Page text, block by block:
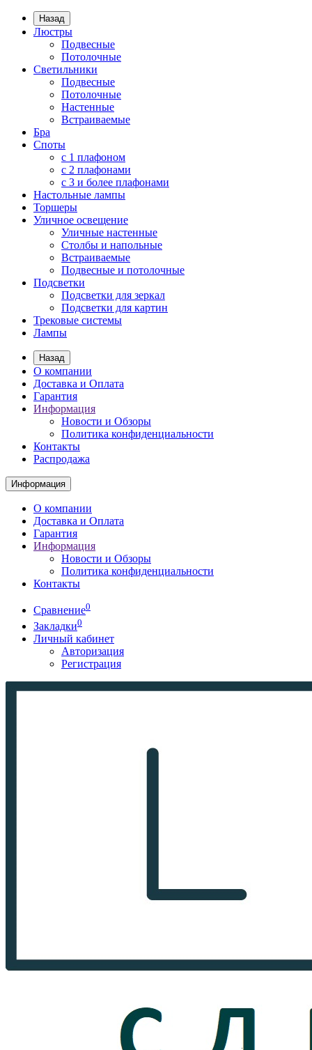
Назад
Люстры
Подвесные
Потолочные
Светильники
Подвесные
Потолочные
Настенные
Встраиваемые
Бра
Споты
с 1 плафоном
с 2 плафонами
с 3 и более плафонами
Настольные лампы
Торшеры
Уличное освещение
Уличные настенные
Столбы и напольные
Встраиваемые
Подвесные и потолочные
Подсветки
Подсветки для зеркал
Подсветки для картин
Трековые системы
Лампы
Назад
О компании
Доставка и Оплата
Гарантия
Информация
Новости и Обзоры
Политика конфиденциальности
Контакты
Распродажа
Информация
О компании
Доставка и Оплата
Гарантия
Информация
Новости и Обзоры
Политика конфиденциальности
Контакты
Сравнение0
Закладки0
Личный кабинет
Авторизация
Регистрация